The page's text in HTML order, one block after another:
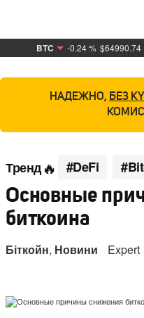
BTC -0.24 % $64990.74
НАДЕЖНО, БЕЗ
Тренд #DeFi
Основные
биткоина
Біткойн, Новини Expert